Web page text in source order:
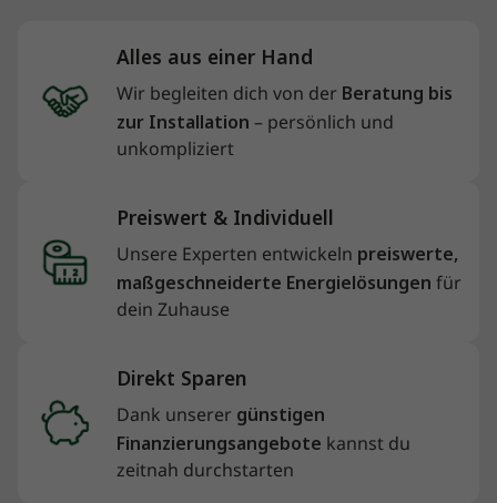
Alles aus einer Hand
Wir begleiten dich von der Beratung bis
zur Installation – persönlich und
unkompliziert
Preiswert & Individuell
Unsere Experten entwickeln preiswerte,
maßgeschneiderte Energielösungen für
dein Zuhause
Direkt Sparen
Dank unserer günstigen
Finanzierungsangebote kannst du
zeitnah durchstarten